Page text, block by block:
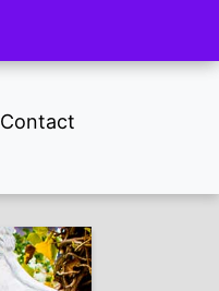
Contact